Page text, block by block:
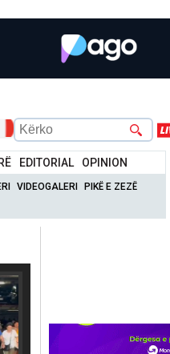
EDITORIAL OPINION
VIDEOGALERI PIKË E ZEZË